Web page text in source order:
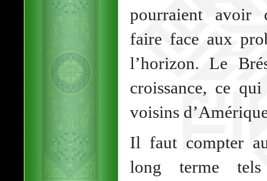
pourraient avoir
faire face aux
l’horizon. Le
croissance, ce
voisins
Il faut compter
long terme